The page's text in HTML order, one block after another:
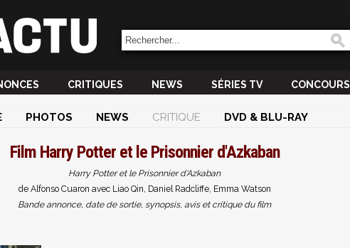
CRITIQUES NEWS SÉRIES TV CONCOURS
PHOTOS NEWS CRITIQUE DVD & BLU-RAY
Film Harry Potter et le Prisonnier d'Azkaban
Harry Potter et le Prisonnier d'Azkaban
de Alfonso Cuaron avec Liao Qin, Daniel Radcliffe, Emma Watson
Bande annonce, date de sortie, synopsis, avis et critique du film